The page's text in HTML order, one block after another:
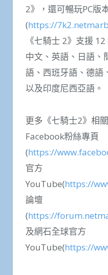
2》，還可暢玩PC版
(https://
《七騎士 2》支援
中文、英語、日語、
語、西班牙語、德語
以及印度尼西亞語。
更多《七騎士2》相
Facebook粉絲專頁
(https://
官方
YouTube(https://
論壇
(https://
及網石全球官方
YouTube(https://